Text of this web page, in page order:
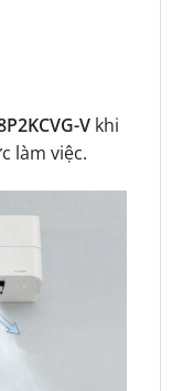
Vkhi
làm việc.